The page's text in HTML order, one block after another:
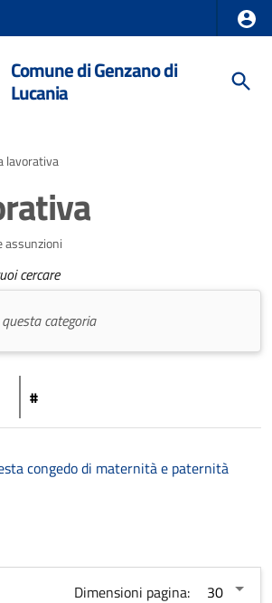
Comune di Genzano di
Lucania
lavorativa
assunzioni
cercare
#
congedo di maternità e paternità
Dimensioni pagina: